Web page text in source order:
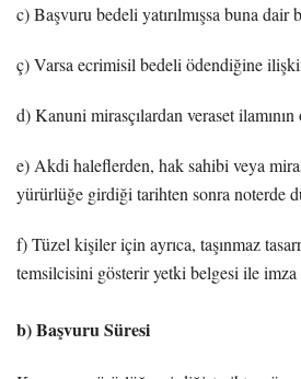
c) Başvuru bedeli yatırılmışsa buna dair
ç) Varsa ecrimisil bedeli ödendiğine
d) Kanuni mirasçılardan veraset
e) Akdi haleflerden, hak sahibi veya
yürürlüğe girdiği tarihten sonra noterde
f) Tüzel kişiler için ayrıca, taşınmaz
temsilcisini gösterir yetki belgesi ile
b) Başvuru Süresi